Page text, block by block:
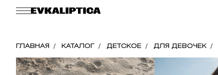
ГЛАВНАЯ КАТАЛОГ ДЕТСКОЕ ДЛЯ ДЕВОЧЕК